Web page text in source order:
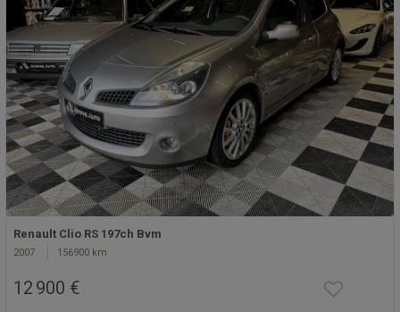
Renault Clio RS 197ch Bvm
2007 156900 km
12 900 €